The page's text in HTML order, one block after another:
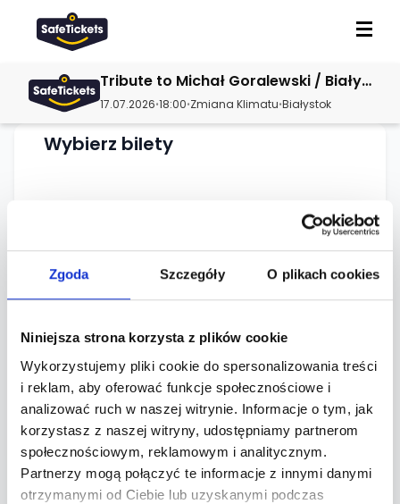
Zgoda Szczegóły O plikach cookies
Niniejsza strona korzysta z plików cookie
Wykorzystujemy pliki cookie do spersonalizowania treści
i reklam, aby oferować funkcje społecznościowe i
analizować ruch w naszej witrynie. Informacje o tym, jak
korzystasz z naszej witryny, udostępniamy partnerom
społecznościowym, reklamowym i analitycznym.
Partnerzy mogą połączyć te informacje z innymi danymi
otrzymanymi od Ciebie lub uzyskanymi podczas
Tribute to Michał Goralewski / Białystok, klub Zmiana Klimatu / 17.07.2026
17.07.2026•18:00•Zmiana Klimatu•Białystok
Wybierz bilety
Ładowanie dostępnych biletów...
Lokalizacja
Twoje zamówienie